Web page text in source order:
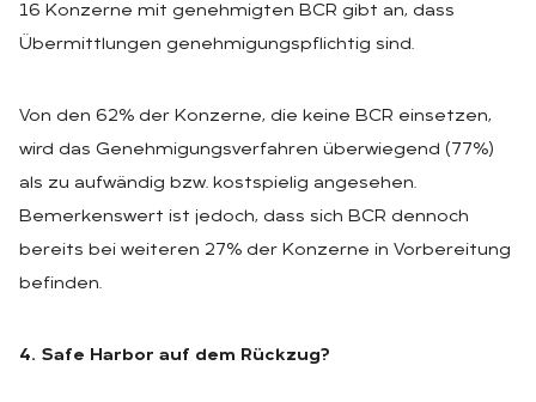
16 Konzerne mit genehmigten BCR gibt an, dass
Übermittlungen genehmigungspflichtig sind.
Von den 62% der Konzerne, die keine BCR einsetzen,
wird das Genehmigungsverfahren überwiegend (77%)
als zu aufwändig bzw. kostspielig angesehen.
Bemerkenswert ist jedoch, dass sich BCR dennoch
bereits bei weiteren 27% der Konzerne in Vorbereitung
befinden.
4. Safe Harbor auf dem Rückzug?